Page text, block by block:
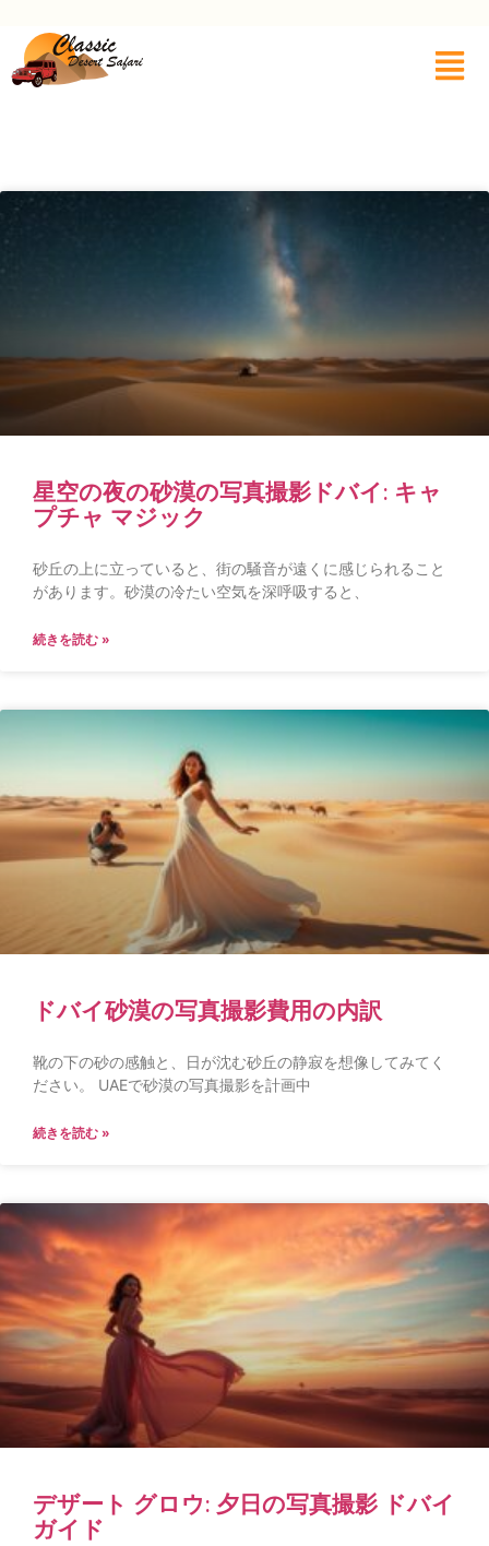
星空の夜の砂漠の写真撮影ドバイ: キャ
プチャ マジック
砂丘の上に立っていると、街の騒音が遠くに感じられること
があります。砂漠の冷たい空気を深呼吸すると、
続きを読む »
ドバイ砂漠の写真撮影費用の内訳
靴の下の砂の感触と、日が沈む砂丘の静寂を想像してみてく
ださい。 UAEで砂漠の写真撮影を計画中
続きを読む »
デザート グロウ: 夕日の写真撮影 ドバイ
ガイド